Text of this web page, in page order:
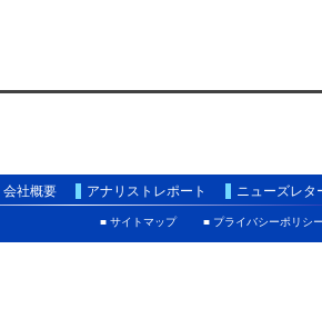
会社概要 アナリストレポート ニューズレタ
■ プライバシーポリシ
■ サイトマップ